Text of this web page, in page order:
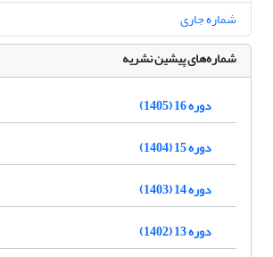
شماره جاری
شماره‌های پیشین نشریه
دوره 16 (1405)
دوره 15 (1404)
دوره 14 (1403)
دوره 13 (1402)